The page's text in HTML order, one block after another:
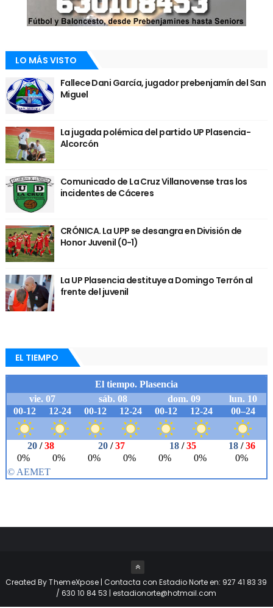
LO MÁS VISTO
Fallece Dani García, jugador prebenjamín del San
Miguel
La jugada polémica del partido UP Plasencia-
Alcorcón
Comunicado de La Cruz Villanovense tras los
incidentes de Cáceres
CRÓNICA. La UPP se desangra en División de
Honor Juvenil (0-1)
La UP Plasencia destituye a Domingo Terrón al
frente del juvenil
EL TIEMPO
Created ByThemeXpose | Contacta con Estadio Norte en: 927 41 83 39
/ 630 10 84 53 | estadionorte@hotmail.com